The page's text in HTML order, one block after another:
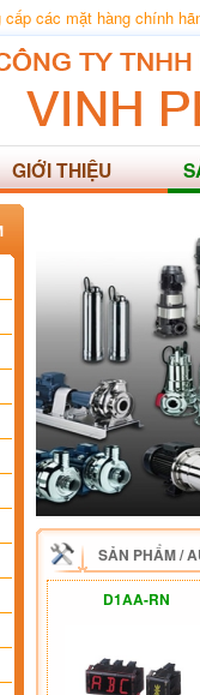
các mặt hàng chính
GIỚI THIỆU
SẢN PHẨM/
D1AA-RN